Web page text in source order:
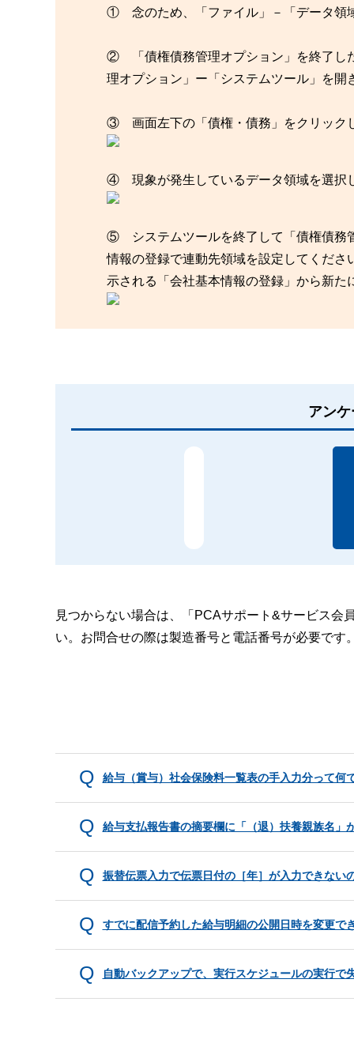
① 念のため、「ファイル」－「データ領
② 「債権債務管理オプション」を終了し
理オプション」ー「システムツール」を開
③ 画面左下の「債権・債務」をクリック
④ 現象が発生しているデータ領域を選択
⑤ システムツールを終了して「債権債務
情報の登録で連動先領域を設定してくだ
示される「会社基本情報の登録」から新た
アン
見つからない場合は、「PCAサポート&サービス会
い。お問合せの際は製造番号と電話番号が必要です
給与（賞与）社会保険料一覧表の手入力分って何
給与支払報告書の摘要欄に「（退）扶養親族名」
振替伝票入力で伝票日付の［年］が入力できない
すでに配信予約した給与明細の公開日時を変更で
自動バックアップで、実行スケジュールの実行で